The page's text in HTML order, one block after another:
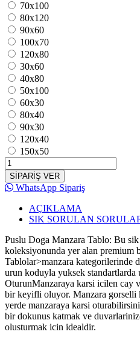
70x100
80x120
90x60
100x70
120x80
30x60
40x80
50x100
60x30
80x40
90x30
120x40
150x50
SİPARİŞ VER
WhatsApp Sipariş
AÇIKLAMA
SIK SORULAN
Puslu Doga Manzara Tablo: Bu
koleksiyonunda yer alan premium
Tablolar>manzara kategorilerinde
urun koduyla yuksek
OturunManzaraya karsi icilen cay
bir keyifli oluyor. Manzara gorselli
yerde manzaraya karsi
bir dokunus katmak ve
olusturmak icin idealdir.